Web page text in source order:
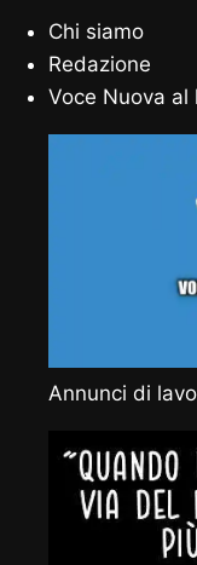
Chi siamo
Redazione
Voce Nuova al
Annunci di